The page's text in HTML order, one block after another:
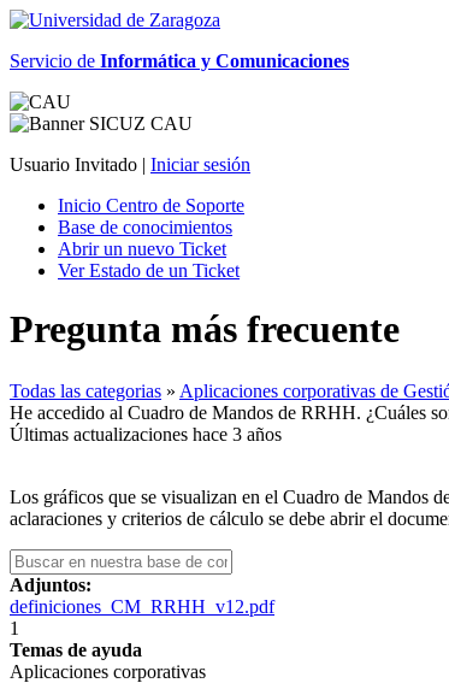
Servicio de Informática y Comunicaciones
Usuario Invitado | Iniciar sesión
Inicio Centro de Soporte
Base de conocimientos
Abrir un nuevo Ticket
Ver Estado de un Ticket
Pregunta más frecuente
Todas las categorias » Aplicaciones corporativas de
He accedido al Cuadro de Mandos de RRHH. ¿Cuáles
Últimas actualizaciones hace 3 años
Los gráficos que se visualizan en el Cuadro de Mandos
aclaraciones y criterios de cálculo se debe abrir el
Adjuntos:
definiciones_CM_RRHH_v12.pdf
1
Temas de ayuda
Aplicaciones corporativas